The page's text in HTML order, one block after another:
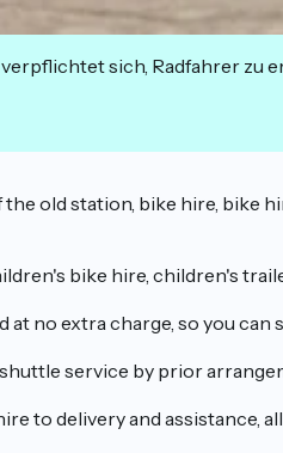
sich, Radfahrer zu
the old station, bike hire,
bike hire, children's
no extra charge, so you can
service by prior
to delivery and assistance,